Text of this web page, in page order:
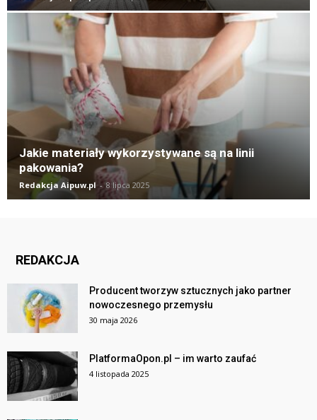
Jakie materiały wykorzystywane są na linii
pakowania?
Redakcja Aipuw.pl - 8 lipca 2025
REDAKCJA
Producent tworzyw sztucznych jako partner
nowoczesnego przemysłu
30 maja 2026
PlatformaOpon.pl – im warto zaufać
4 listopada 2025